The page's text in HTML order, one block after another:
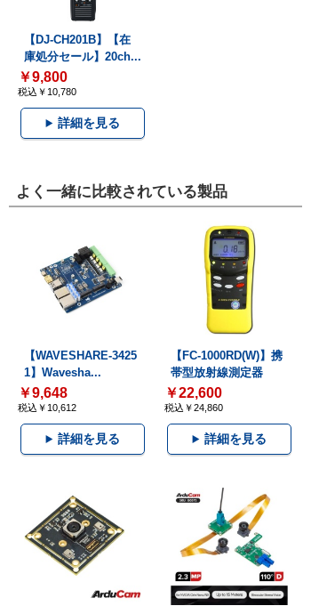
【DJ-CH201B】【在
庫処分セール】20ch...
￥9,800
税込￥10,780
詳細を見る
よく一緒に比較されている製品
【WAVESHARE-3425
1】Wavesha...
￥9,648
税込￥10,612
詳細を見る
【FC-1000RD(W)】携
帯型放射線測定器
￥22,600
税込￥24,860
詳細を見る